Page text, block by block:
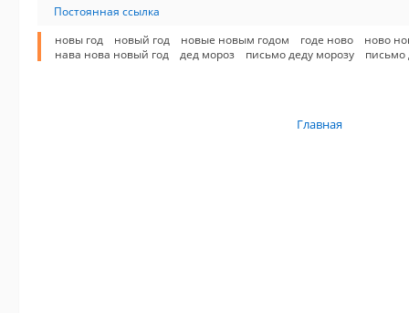
Постоянная ссылка
новы год
новый год новые новым годом годе ново
ново
нава нова новый год
дед мороз письмо деду морозу письмо
Главная